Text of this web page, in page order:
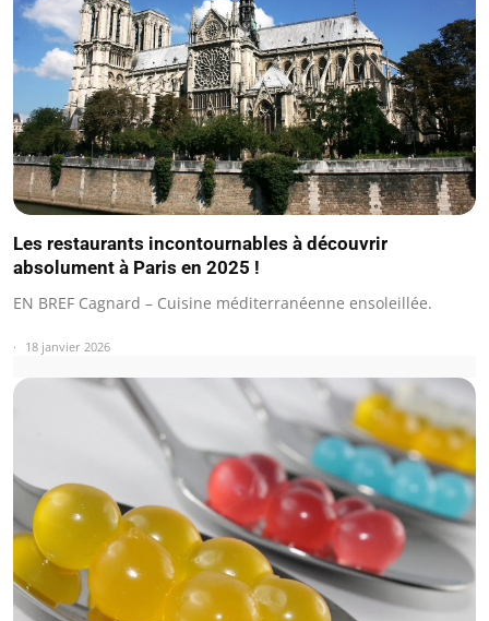
Les restaurants incontournables à découvrir
absolument à Paris en 2025 !
EN BREF Cagnard – Cuisine méditerranéenne ensoleillée.
18 janvier 2026